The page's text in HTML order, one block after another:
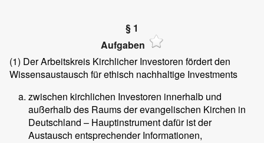
§ 1
Aufgaben
(1) Der Arbeitskreis Kirchlicher Investoren fördert den
Wissensaustausch für ethisch nachhaltige Investments
zwischen kirchlichen Investoren innerhalb und
außerhalb des Raums der evangelischen Kirchen in
Deutschland – Hauptinstrument dafür ist der
Austausch entsprechender Informationen,